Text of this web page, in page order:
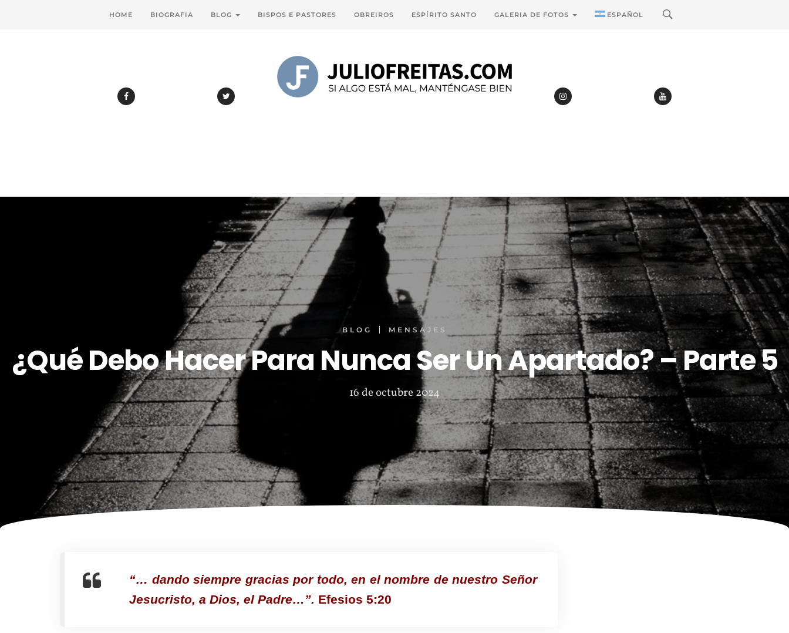
HOME BIOGRAFIA BLOG BISPOS E PASTORES OBREIROS ESPÍRITO SANTO GALERIA DE FOTOS ESPAÑOL
BLOG MENSAJES
¿Qué Debo Hacer Para Nunca Ser Un Apartado? – Parte 5
16 de octubre 2024
Debo
Hacer
“… dando siempre gracias por todo, en el nombre de nuestro Señor
Jesucristo, a Dios, el Padre…”. Efesios 5:20